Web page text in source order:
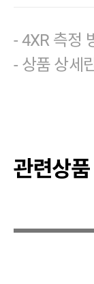
- 4XR 측정
- 상품 상세
관련상품